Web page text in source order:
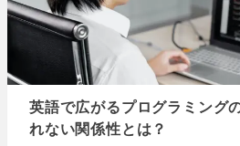
英語で広がるプログラミング
れない関係性とは？